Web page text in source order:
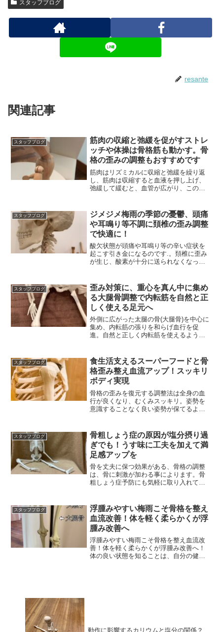
スタッフブログ
resante
関連記事
スタッフブログ
筋肉の収縮と弛緩を促がすストレ
ッチや体操は骨格筋も動かす。骨
格の歪みの調整もおすすめです
筋肉はリズミカルに収縮と弛緩を繰り返
し、筋肉は収縮すると血液を押し上げ、
弛緩して緩むと、血管が広がり、この動
スタッフブログ
ジメジメ梅雨の季節の憂鬱、頭痛
や耳鳴り等不調に頚椎の歪み調整
で快適に！
酸欠状態が頭痛や耳鳴り等の辛い症状を
起こす引き金になるのです.。頚椎に歪み
が生じ、酸素が十分に送られなくなって
スタッフブログ
歪み対策に、重心を真ん中に集め
る大腿骨調整で内転筋を自然と正
しく使える足元へ
外側に広がった太腿の骨(大腿骨)を中心に
集め、内転筋の張りを和らげ血行を促
進。自然と正しく内転筋を使えるような
スタッフブログ
食生活支えるスーパーフードと骨
格歪み整え血流アップ！スッキリ
ボディ実現
骨格の歪みを復元する調整法は全身の血
行が良くなり、むくみスッキリ。姿勢を
意識することなく良い姿勢が保てるよう
スタッフブログ
骨粗しょう症の原因が塩分摂り過
ぎでも！うす味に工夫を加えて満
足感アップを
骨を丈夫に保つ効果がある、骨格の調整
は、骨に刺激が加わる事によります。骨
粗しょう症予防にも気軽に取り入れてく
スタッフブログ
浮腫みやすい梅雨こそ骨格を整え
血流改善！体を軽く柔らかくが浮
腫み改善へ
浮腫みやすい梅雨こそ骨格を整え血流改
善！体を軽く柔らかくが浮腫み改善へ！
体の良い状態を知ることは、自分の健康
動作に影響するカリウムと塩分の関係？